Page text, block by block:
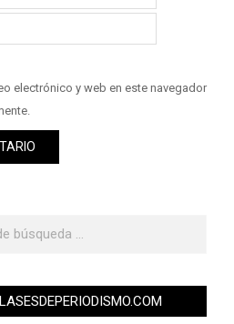
electrónico y web en este navegador